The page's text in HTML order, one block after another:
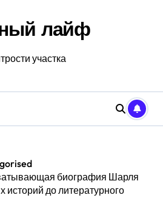
лайф
участка
биография Шарля
историй до литературного